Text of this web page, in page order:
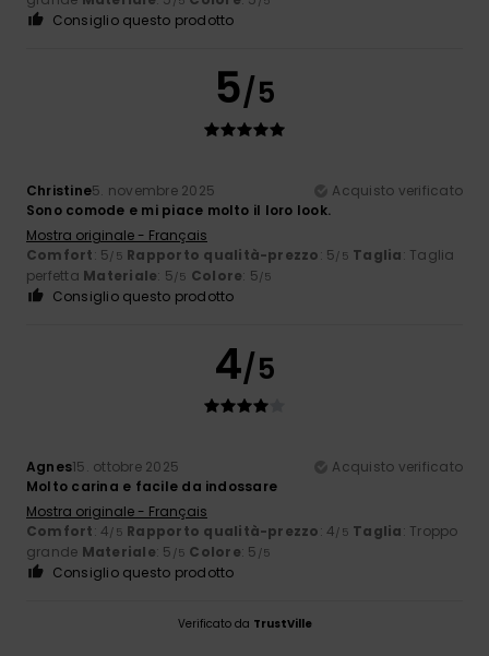
Consiglio questo prodotto
5/5
Christine5. novembre 2025
Acquisto verificato
Sono comode e mi piace molto il loro look.
Mostra originale - Français
Comfort: 5/5 Rapporto qualità-prezzo: 5/5 Taglia: Taglia
perfetta Materiale: 5/5 Colore: 5/5
Consiglio questo prodotto
4/5
Agnes15. ottobre 2025
Acquisto verificato
Molto carina e facile da indossare
Mostra originale - Français
Comfort: 4/5 Rapporto qualità-prezzo: 4/5 Taglia: Troppo
grande Materiale: 5 /5 Colore: 5 /5
Consiglio questo prodotto
Verificato da TrustVille